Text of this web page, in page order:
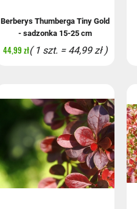
Berberys Thumberga Tiny Gold
- sadzonka 15-25 cm
44,99 zł( 1 szt. = 44,99 zł )